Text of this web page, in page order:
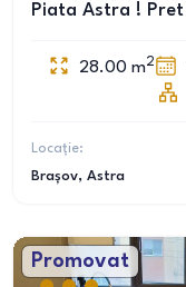
Piata Astra !
28.00 m2
Locație:
Brașov, Astra
Promovat